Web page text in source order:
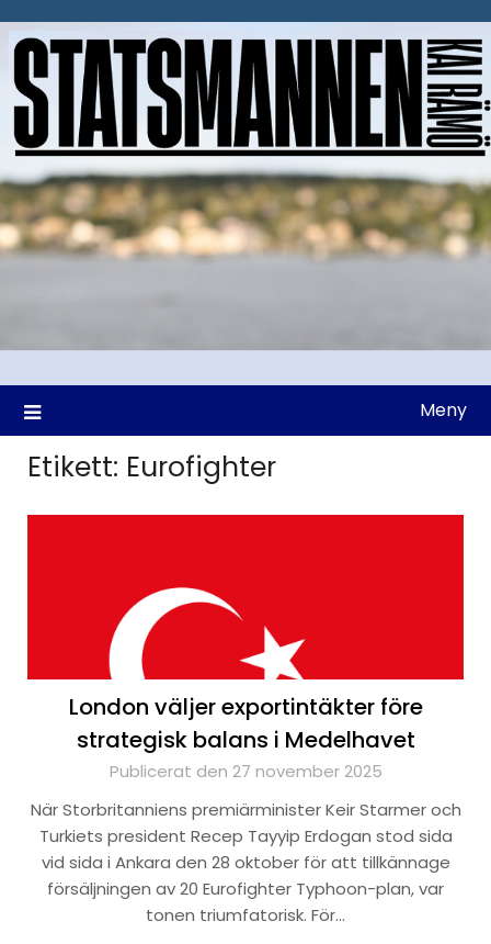
till
Meny
Etikett: Eurofighter
London väljer exportintäkter före
strategisk balans i Medelhavet
Publicerat den 27 november 2025
När Storbritanniens premiärminister Keir Starmer och
Turkiets president Recep Tayyip Erdogan stod sida
vid sida i Ankara den 28 oktober för att tillkännage
försäljningen av 20 Eurofighter Typhoon-plan, var
tonen triumfatorisk. För…